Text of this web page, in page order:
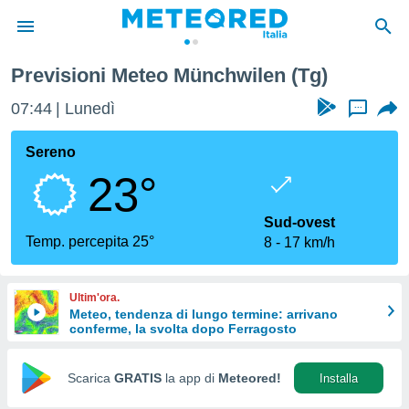
di
per
le
di
Web
Previsioni Meteo Münchwilen (Tg)
07:44 Lunedì ...
Sereno
23°
Temp. percepita 25°
Sud-ovest
8
17 km/h
Ultim'ora.
Meteo, tendenza di lungo termine: arrivano
conferme, la svolta dopo Ferragosto
Scarica GRATIS la app di Meteored! Installa